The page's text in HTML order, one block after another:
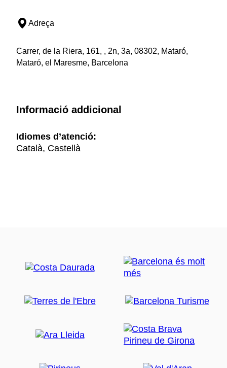
Adreça
Carrer, de la Riera, 161, , 2n, 3a, 08302, Mataró,
Mataró, el Maresme, Barcelona
Informació addicional
Idiomes d’atenció:
Català, Castellà